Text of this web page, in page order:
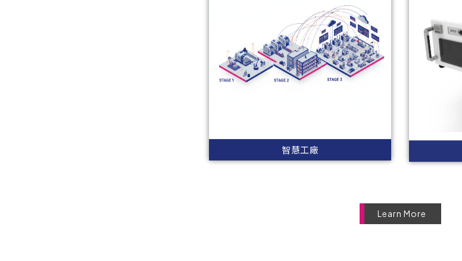
智慧工廠
Learn More